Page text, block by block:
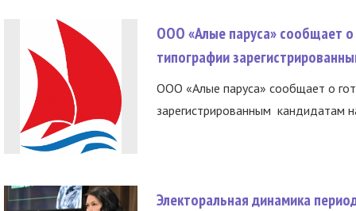
ООО «Алые паруса» сообщает о
типографии
ООО «Алые паруса» сообщает о
зарегистрированным кандидатам
Электоральная динамика